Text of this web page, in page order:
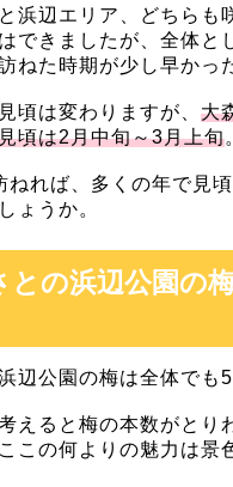
浜辺エリア、どちらも
できましたが、全体と
ねた時期が少し早かっ
頃は変わりますが、 大
頃は2月中旬～3月上旬
ねれば、多くの年で見
ょうか。
との浜辺公園の
辺公園の梅は全体でも
えると梅の本数がとり
この何よりの魅力は景